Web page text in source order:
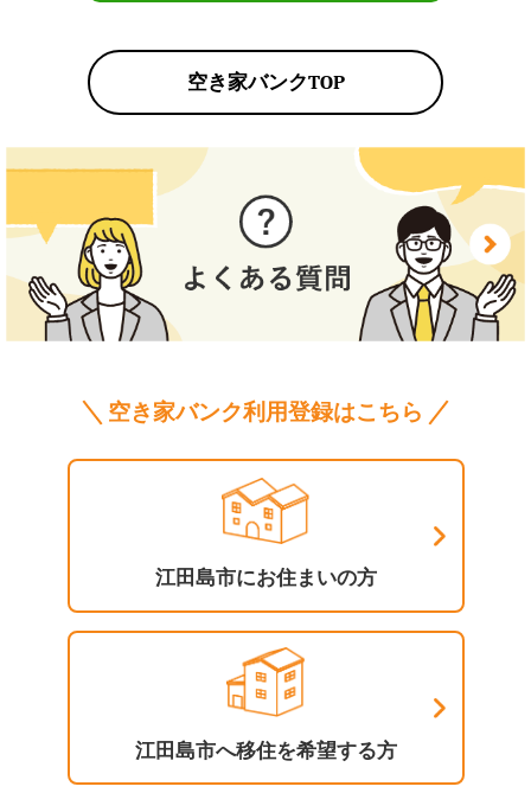
空き家バンクTOP
空き家バンク利用登録はこちら
江田島市にお住まいの方
江田島市へ移住を希望する方